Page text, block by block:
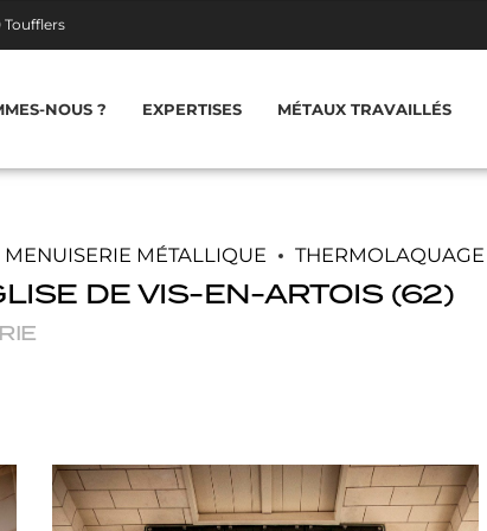
Toufflers
NOUS ? EXPERTISES
PORTE / FENÊTRE
PORTAIL / PORTILLON
MÉTAUX TRAVAILLÉS
MENUISERIE MÉTALLIQUE THERMOLAQUAGE
DE VIS-EN-ARTOIS (62)